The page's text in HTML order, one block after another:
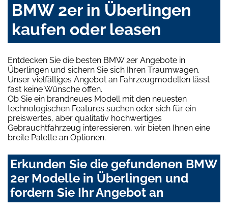
BMW 2er in Überlingen
kaufen oder leasen
Entdecken Sie die besten BMW 2er Angebote in
Überlingen und sichern Sie sich Ihren Traumwagen.
Unser vielfältiges Angebot an Fahrzeugmodellen lässt
fast keine Wünsche offen.
Ob Sie ein brandneues Modell mit den neuesten
technologischen Features suchen oder sich für ein
preiswertes, aber qualitativ hochwertiges
Gebrauchtfahrzeug interessieren, wir bieten Ihnen eine
breite Palette an Optionen.
Erkunden Sie die gefundenen BMW
2er Modelle in Überlingen und
fordern Sie Ihr Angebot an